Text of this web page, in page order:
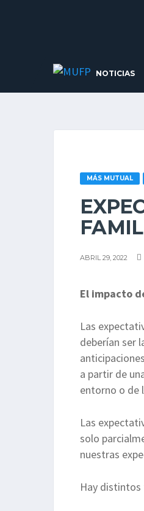
NOTICIAS
MÁS MUTUAL
ABRIL 29, 2022
El impacto
Las
deberían ser
a partir de
entorno o de
Las
solo
nuestras
Hay